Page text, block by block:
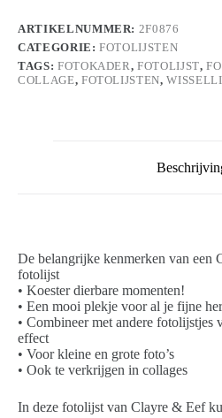
Fotokader
aantal
ARTIKELNUMMER: 2F0876
CATEGORIE:FOTOLIJSTEN
TAGS: FOTOKADER,FOTOLIJST,
COLLAGE, FOTOLIJSTEN,
De belangrijke kenmerken van een
fotolijst
• Koester dierbare momenten!
• Een mooi plekje voor al je fijne
• Combineer met andere fotolijstjes
effect
• Voor kleine en grote foto’s
• Ook te verkrijgen in collages
In deze fotolijst van Clayre & Eef